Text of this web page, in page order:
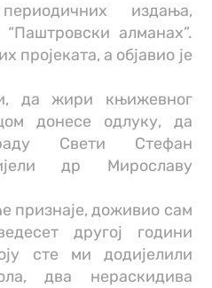
издања,
алманах”.
пројеката, а објавио је
да жири књижевног
донесе одлуку, да
Свети Стефан
др Мирославу
признаје, доживио сам
другој години
сте ми додијелили
два нераскидива